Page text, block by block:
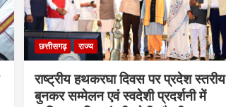
छत्तीसगढ़ राज्य
राष्ट्रीय हथकरघा दिवस पर प्रदेश स्तरीय
बुनकर सम्मेलन एवं स्वदेशी प्रदर्शनी में